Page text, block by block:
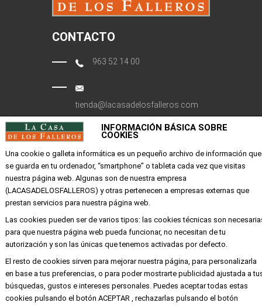
CONTACTO
963 52 14 00
tienda@lacasadelosfalleros.com
Calle Quevedo 6
EMPRESA
Mi cuenta
Aviso legal
Política de privacidad y cookies
Condiciones de compra
INFORMACIÓN BÁSICA SOBRE
COOKIES
Una cookie o galleta informática es un pequeño archivo de información que
se guarda en tu ordenador, “smartphone” o tableta cada vez que visitas
nuestra página web. Algunas son de nuestra empresa
(LACASADELOSFALLEROS) y otras pertenecen a empresas externas que
prestan servicios para nuestra página web.
Las cookies pueden ser de varios tipos: las cookies técnicas son
para que nuestra página web pueda funcionar, no necesitan de tu
autorización y son las únicas que tenemos activadas por defecto.
El resto de cookies sirven para mejorar nuestra página, para personalizarla
en base a tus preferencias, o para poder mostrarte publicidad ajustada a
búsquedas, gustos e intereses personales. Puedes aceptar todas estas
cookies pulsando el botón ACEPTAR , rechazarlas pulsando el botón